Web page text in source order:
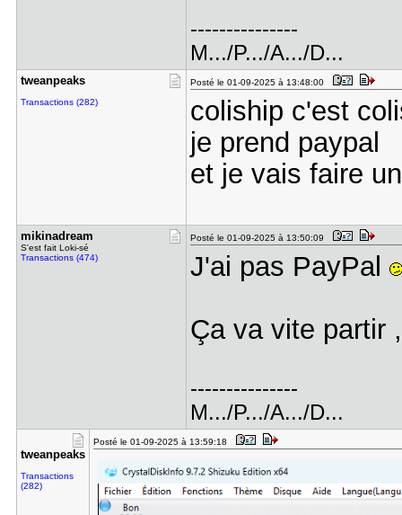
---------------
M.../P.../A.../D...
tweanpeaks
Transactions (282)
Posté le 01-09-2025 à 13:48:00
coliship c'est
je prend paypal
et je vais faire
mikinadrea​m
S'est fait Loki-sé
Transactions (474)
Posté le 01-09-2025 à 13:50:09
J'ai pas PayPal
Ça va vite partir
---------------
M.../P.../A.../D...
tweanpeaks
Transactions
(282)
Posté le 01-09-2025 à 13:59:18